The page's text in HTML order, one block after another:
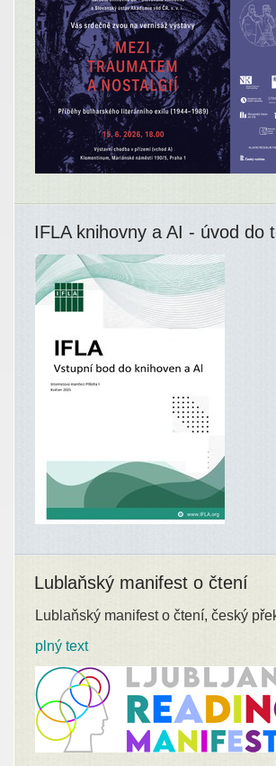
IFLA knihovny a AI - úvod do
Lublaňský manifest o čtení
Lublaňský manifest o čtení, český
plný text